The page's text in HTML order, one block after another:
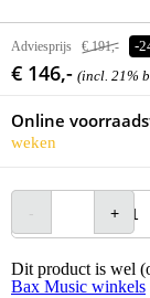
Adviesprijs € 191,- -
€ 146,- (incl. 21%
Online
weken
Dit product is wel
Bax Music winkels